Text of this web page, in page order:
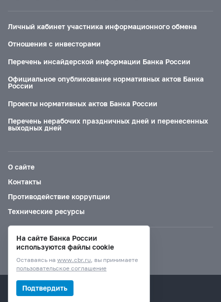
Личный кабинет участника информационного обмена
Отношения с инвесторами
Перечень инсайдерской информации Банка России
Официальное опубликование нормативных актов Банка
России
Проекты нормативных актов Банка России
Перечень нерабочих праздничных дней и перенесенных
выходных дней
О сайте
Контакты
Противодействие коррупции
Технические ресурсы
Версия для слабовидящих
© Банк России, 2000–2026.
На сайте Банка России
используются файлы cookie
Оставаясь на www.cbr.ru, вы принимаете
пользовательское соглашение
Подтвердить